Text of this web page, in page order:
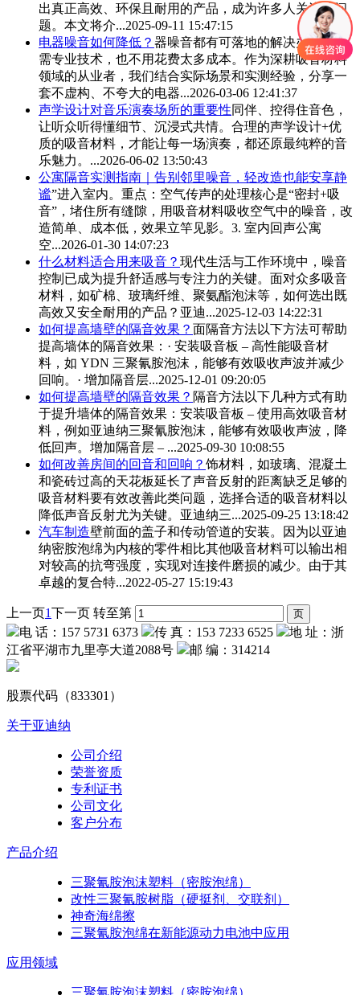
出真正高效、环保且耐用的产品，成为许多人关注的问
题。本文将介...2025-09-11 15:47:15
电器噪音如何降低？ 器噪音都有可落地的解决办法，无
需专业技术，也不用花费太多成本。作为深耕吸音材料
领域的从业者，我们结合实际场景和实测经验，分享一
套不虚构、不夸大的电器...2026-03-06 12:41:37
声学设计对音乐演奏场所的重要性同伴、控得住音色，
让听众听得懂细节、沉浸式共情。合理的声学设计+优
质的吸音材料 ，才能让每一场演奏，都还原最纯粹的音
乐魅力。...2026-06-02 13:50:43
公寓隔音实测指南｜告别邻里噪音，轻改造也能安享静
谧”进入室内。重点：空气传声的处理核心是“密封+吸
音”，堵住所有缝隙，用 吸音材料吸收空气中的噪音，改
造简单、成本低，效果立竿见影。3. 室内回声公寓
空...2026-01-30 14:07:23
什么材料适合用来吸音？ 现代生活与工作环境中，噪音
控制已成为提升舒适感与专注力的关键。面对众多吸音
材料 ，如矿棉、玻璃纤维、聚氨酯泡沫等，如何选出既
高效又安全耐用的产品？亚迪...2025-12-03 14:22:31
如何提高墙壁的隔音效果？ 面隔音方法以下方法可帮助
提高墙体的隔音效果：· 安装吸音板 – 高性能吸音材
料 ，如 YDN 三聚氰胺泡沫，能够有效吸收声波并减少
回响。· 增加隔音层...2025-12-01 09:20:05
如何提高墙壁的隔音效果？ 隔音方法以下几种方式有助
于提升墙体的隔音效果：安装吸音板 – 使用高效吸音材
料 ，例如亚迪纳三聚氰胺泡沫，能够有效吸收声波，降
低回声。增加隔音层 – ...2025-09-30 10:08:55
如何改善房间的回音和回响？ 饰材料，如玻璃、混凝土
和瓷砖过高的天花板延长了声音反射的距离缺乏足够的
吸音材料要有效改善此类问题，选择合适的吸音材料以
降低声音反射尤为关键。亚迪纳三...2025-09-25 13:18:42
汽车制造壁前面的盖子和传动管道的安装。因为以亚迪
纳密胺泡绵为内核的零件相比其他吸音材料可以输出相
对较高的抗弯强度，实现对连接件磨损的减少。由于其
卓越的复合特...2022-05-27 15:19:43
上一页1下一页 转至第
电 话：157 5731 6373
传 真：153 7233 6525
地 址：浙
江省平湖市九里亭大道2088号
邮 编：314214
股票代码（833301）
关于亚迪纳
公司介绍
荣誉资质
专利证书
公司文化
客户分布
产品介绍
三聚氰胺泡沫塑料（密胺泡绵）
改性三聚氰胺树脂（硬挺剂、交联剂）
神奇海绵擦
三聚氰胺泡绵在新能源动力电池中应用
应用领域
三聚氰胺泡沫塑料（密胺泡绵）